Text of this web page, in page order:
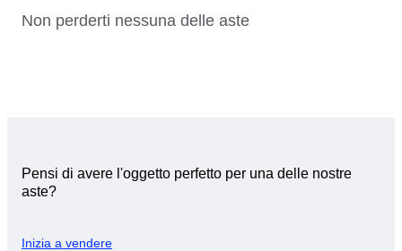
Non perderti nessuna delle aste
Pensi di avere l'oggetto perfetto per una delle nostre
aste?
Inizia a vendere